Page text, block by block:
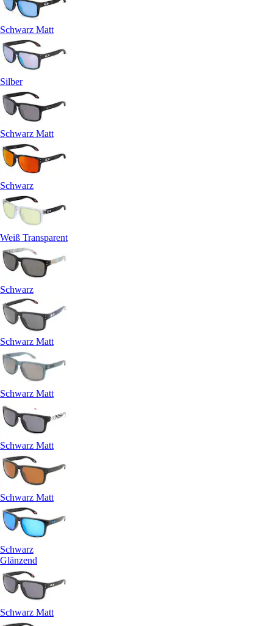
Schwarz Matt
Silber
Schwarz Matt
Schwarz
Weiß Transparent
Schwarz
Schwarz Matt
Schwarz Matt
Schwarz Matt
Schwarz Matt
Schwarz
Glänzend
Schwarz Matt